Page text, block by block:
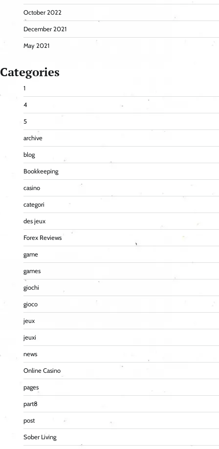
October 2022
December 2021
May 2021
Categories
1
4
5
archive
blog
Bookkeeping
casino
categori
des jeux
Forex Reviews
game
games
giochi
gioco
jeux
jeuxi
news
Online Casino
pages
part8
post
Sober Living